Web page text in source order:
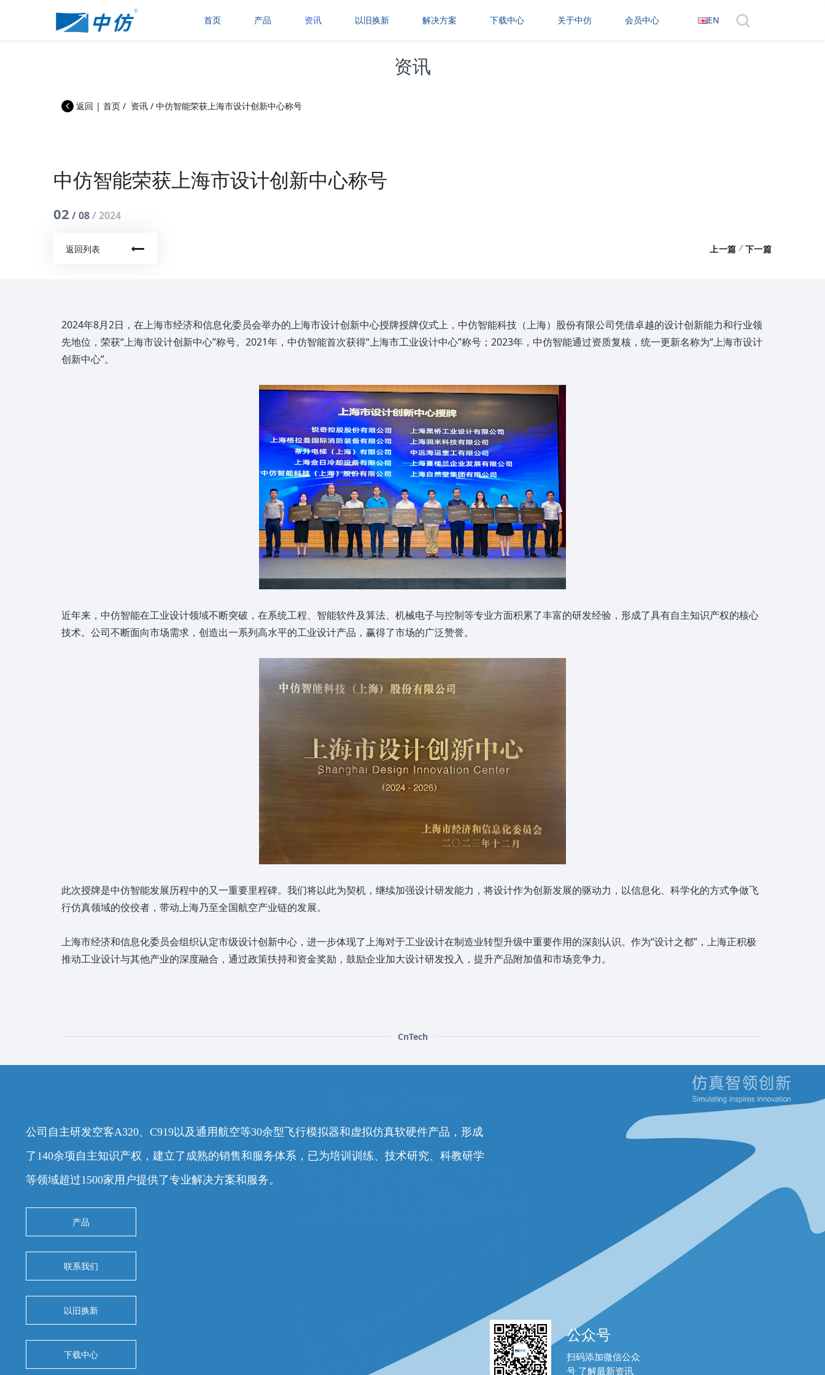
首页 产品 资讯 以旧换新 解决方案 下载中心 关于中仿 会员中心 EN
资讯
返回 |首页 / 资讯 /中仿智能荣获上海市设计创新中心称号
中仿智能荣获上海市设计创新中心称号
02 / 08/ 2024
返回列表 上一篇 /下一篇
2024年8月2日，在上海市经济和信息化委员会举办的上海市设计创新中心授牌授牌仪式上，中仿智能科技（上海）股份有限公司凭借卓越的设计创新能力和行业领
先地位，荣获“上海市设计创新中心”称号。2021年，中仿智能首次获得“上海市工业设计中心”称号；2023年，中仿智能通过资质复核，统一更新名称为“上海市设计
创新中心”。
近年来，中仿智能在工业设计领域不断突破，在系统工程、智能软件及算法、机械电子与控制等专业方面积累了丰富的研发经验，形成了具有自主知识产权的核心
技术。公司不断面向市场需求，创造出一系列高水平的工业设计产品，赢得了市场的广泛赞誉。
此次授牌是中仿智能发展历程中的又一重要里程碑。我们将以此为契机，继续加强设计研发能力，将设计作为创新发展的驱动力，以信息化、科学化的方式争做飞
行仿真领域的佼佼者，带动上海乃至全国航空产业链的发展。
上海市经济和信息化委员会组织认定市级设计创新中心，进一步体现了上海对于工业设计在制造业转型升级中重要作用的深刻认识。作为“设计之都”，上海正积极
推动工业设计与其他产业的深度融合，通过政策扶持和资金奖励，鼓励企业加大设计研发投入，提升产品附加值和市场竞争力。
CnTech
公司自主研发空客A320、C919以及通用航空等30余型飞行模拟器和虚拟仿真软硬件产品，形成
了140余项自主知识产权，建立了成熟的销售和服务体系，已为培训训练、技术研究、科教研学
等领域超过1500家用户提供了专业解决方案和服务。
产品
联系我们
以旧换新
下载中心
公众号
扫码添加微信公众
号 了解最新资讯